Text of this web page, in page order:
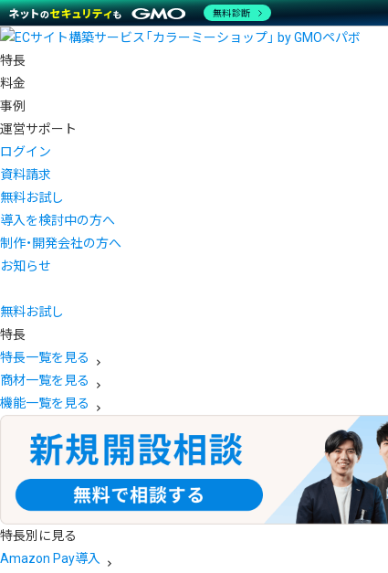
特長
料金
事例
運営サポート
ログイン
資料請求
無料お試し
導入を検討中の方へ
制作・開発会社の方へ
お知らせ
無料お試し
特長
特長一覧を見る
商材一覧を見る
機能一覧を見る
特長別に見る
Amazon Pay導入
無料診断